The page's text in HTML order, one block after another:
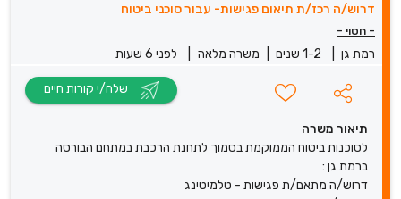
דרוש/ה רכז/ת תיאום פגישות- עבור סוכני ביטוח
- חסוי -
רמת גן 1-2 שנים משרה מלאה לפני 6 שעות
תיאור משרה
לסוכנות ביטוח הממוקמת בסמוך לתחנת הרכבת במתחם הבורסה
ברמת גן :
דרוש/ה מתאם/ת פגישות - טלמיטינג